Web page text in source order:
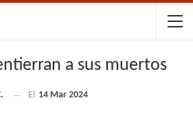
a sus muertos
El 14 Mar 2024